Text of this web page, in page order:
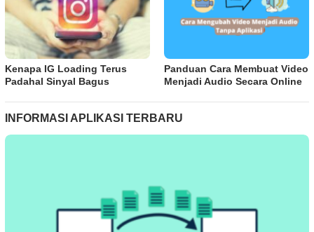
Kenapa IG Loading Terus
Padahal Sinyal Bagus
Panduan Cara Membuat Video
Menjadi Audio Secara Online
INFORMASI APLIKASI TERBARU